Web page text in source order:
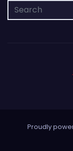
Proudly